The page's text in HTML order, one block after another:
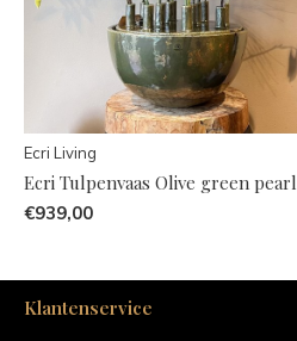
Ecri Living
Ecri Tulpenvaas Olive green pearl
€939,00
Klantenservice